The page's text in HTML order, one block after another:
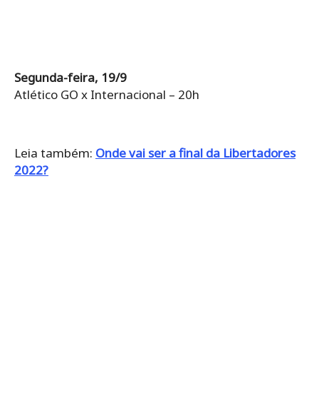
Segunda-feira, 19/9
Atlético GO x Internacional – 20h
Leia também: Onde vai ser a final da Libertadores
2022?